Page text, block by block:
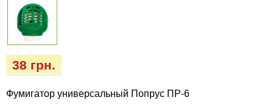
38 грн.
Фумигатор универсальный Попрус ПР-6
Семена перца
Семена петрушки
Семена пряных трав
Удобрения «Сударушка», «Рязаночка»
Удобрения «Чистый лист» кристаллические
100 г
Удобрения «Чистый лист» кристаллические
Опрыскиватели
Горшки для цветов, кашпо
Перчатки